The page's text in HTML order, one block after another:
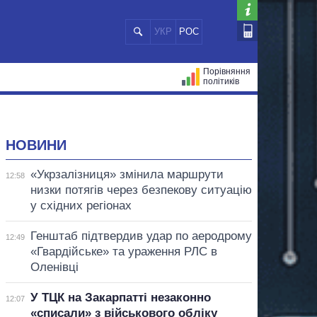
УКР РОС
Порівняння
політиків
НОВИНИ
12:58
«Укрзалізниця» змінила маршрути
низки потягів через безпекову ситуацію
у східних регіонах
12:49
Генштаб підтвердив удар по аеродрому
«Гвардійське» та ураження РЛС в
Оленівці
12:07
У ТЦК на Закарпатті незаконно
«списали» з військового обліку